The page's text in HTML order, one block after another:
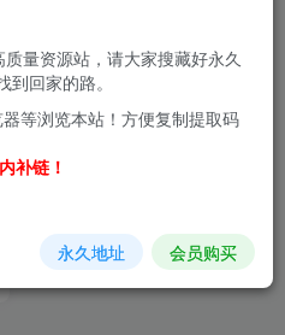
量资源站，请大家搜藏好永久
回家的路。
等浏览本站！方便复制提取码
补链！
永久地址 会员购买